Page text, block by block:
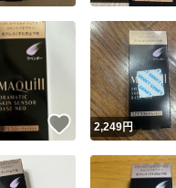
Yahoo!フリマが
安心取引出品者
いいね！
2,249円